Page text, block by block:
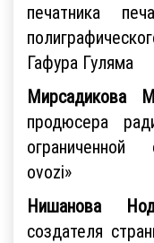
печатника
Гафура Гуляма
Мирсадикова
продюсера
ограниченной
ovozi»
Нишанова
создателя